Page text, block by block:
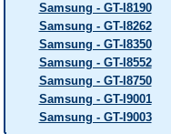
Samsung - GT-I8190
Samsung - GT-I8262
Samsung - GT-I8350
Samsung - GT-I8552
Samsung - GT-I8750
Samsung - GT-I9001
Samsung - GT-I9003